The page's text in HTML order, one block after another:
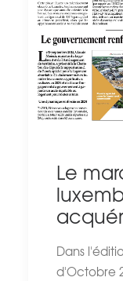
Le
Dans
d'Octobre